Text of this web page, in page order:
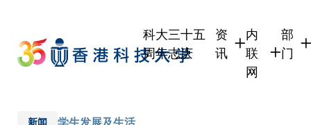
main
content
科大三十五
周年志庆
资
讯
内
联
网
部
门
新闻 学生发展及生活